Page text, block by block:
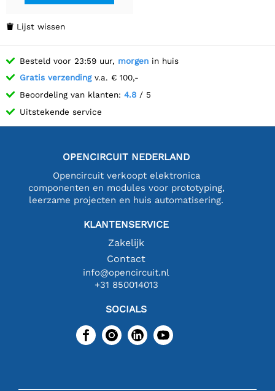
 Lijst wissen
Besteld voor 23:59 uur, morgen in huis
Gratis verzendingv.a. € 100,-
Beoordeling van klanten: 4.8 / 5
Uitstekende service
OPENCIRCUIT NEDERLAND
Opencircuit verkoopt elektronica
componenten en modules voor prototyping,
leerzame projecten en huis automatisering.
KLANTENSERVICE
Zakelijk
Contact
info@opencircuit.nl
+31 850014013
SOCIALS